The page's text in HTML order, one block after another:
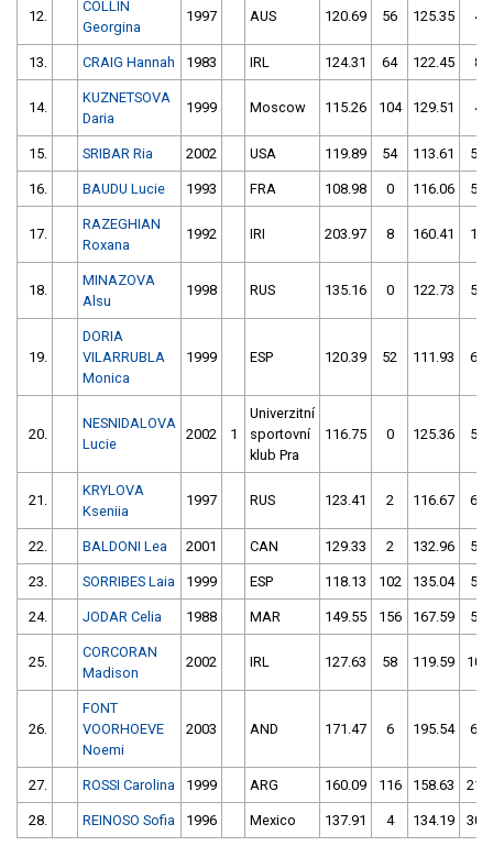
12.
COLLIN
Georgina
1997 AUS 120.69 56 125.35 4
13. CRAIG Hannah 1983 IRL 124.31 64 122.45 8
14.
KUZNETSOVA
Daria
1999 Moscow 115.26 104 129.51 4
15. SRIBAR Ria 2002 USA 119.89 54 113.61 50
16. BAUDU Lucie 1993 FRA 108.98 0 116.06 54
17.
RAZEGHIAN
Roxana
1992 IRI 203.97 8 160.41 10
18.
MINAZOVA
Alsu
1998 RUS 135.16 0 122.73 50
19.
DORIA
VILARRUBLA
Monica
1999 ESP 120.39 52 111.93 62
20.
NESNIDALOVA
Lucie
2002 1
Univerzitní
sportovní
klub Pra
116.75 0 125.36 50
21.
KRYLOVA
Kseniia
1997 RUS 123.41 2 116.67 60
22. BALDONI Lea 2001 CAN 129.33 2 132.96 58
23. SORRIBES Laia 1999 ESP 118.13 102 135.04 56
24. JODAR Celia 1988 MAR 149.55 156 167.59 54
25.
CORCORAN
Madison
2002 IRL 127.63 58 119.59 104
26.
FONT
VOORHOEVE
Noemi
2003 AND 171.47 6 195.54 60
27. ROSSI Carolina 1999 ARG 160.09 116 158.63 214
28. REINOSO Sofia 1996 Mexico 137.91 4 134.19 308